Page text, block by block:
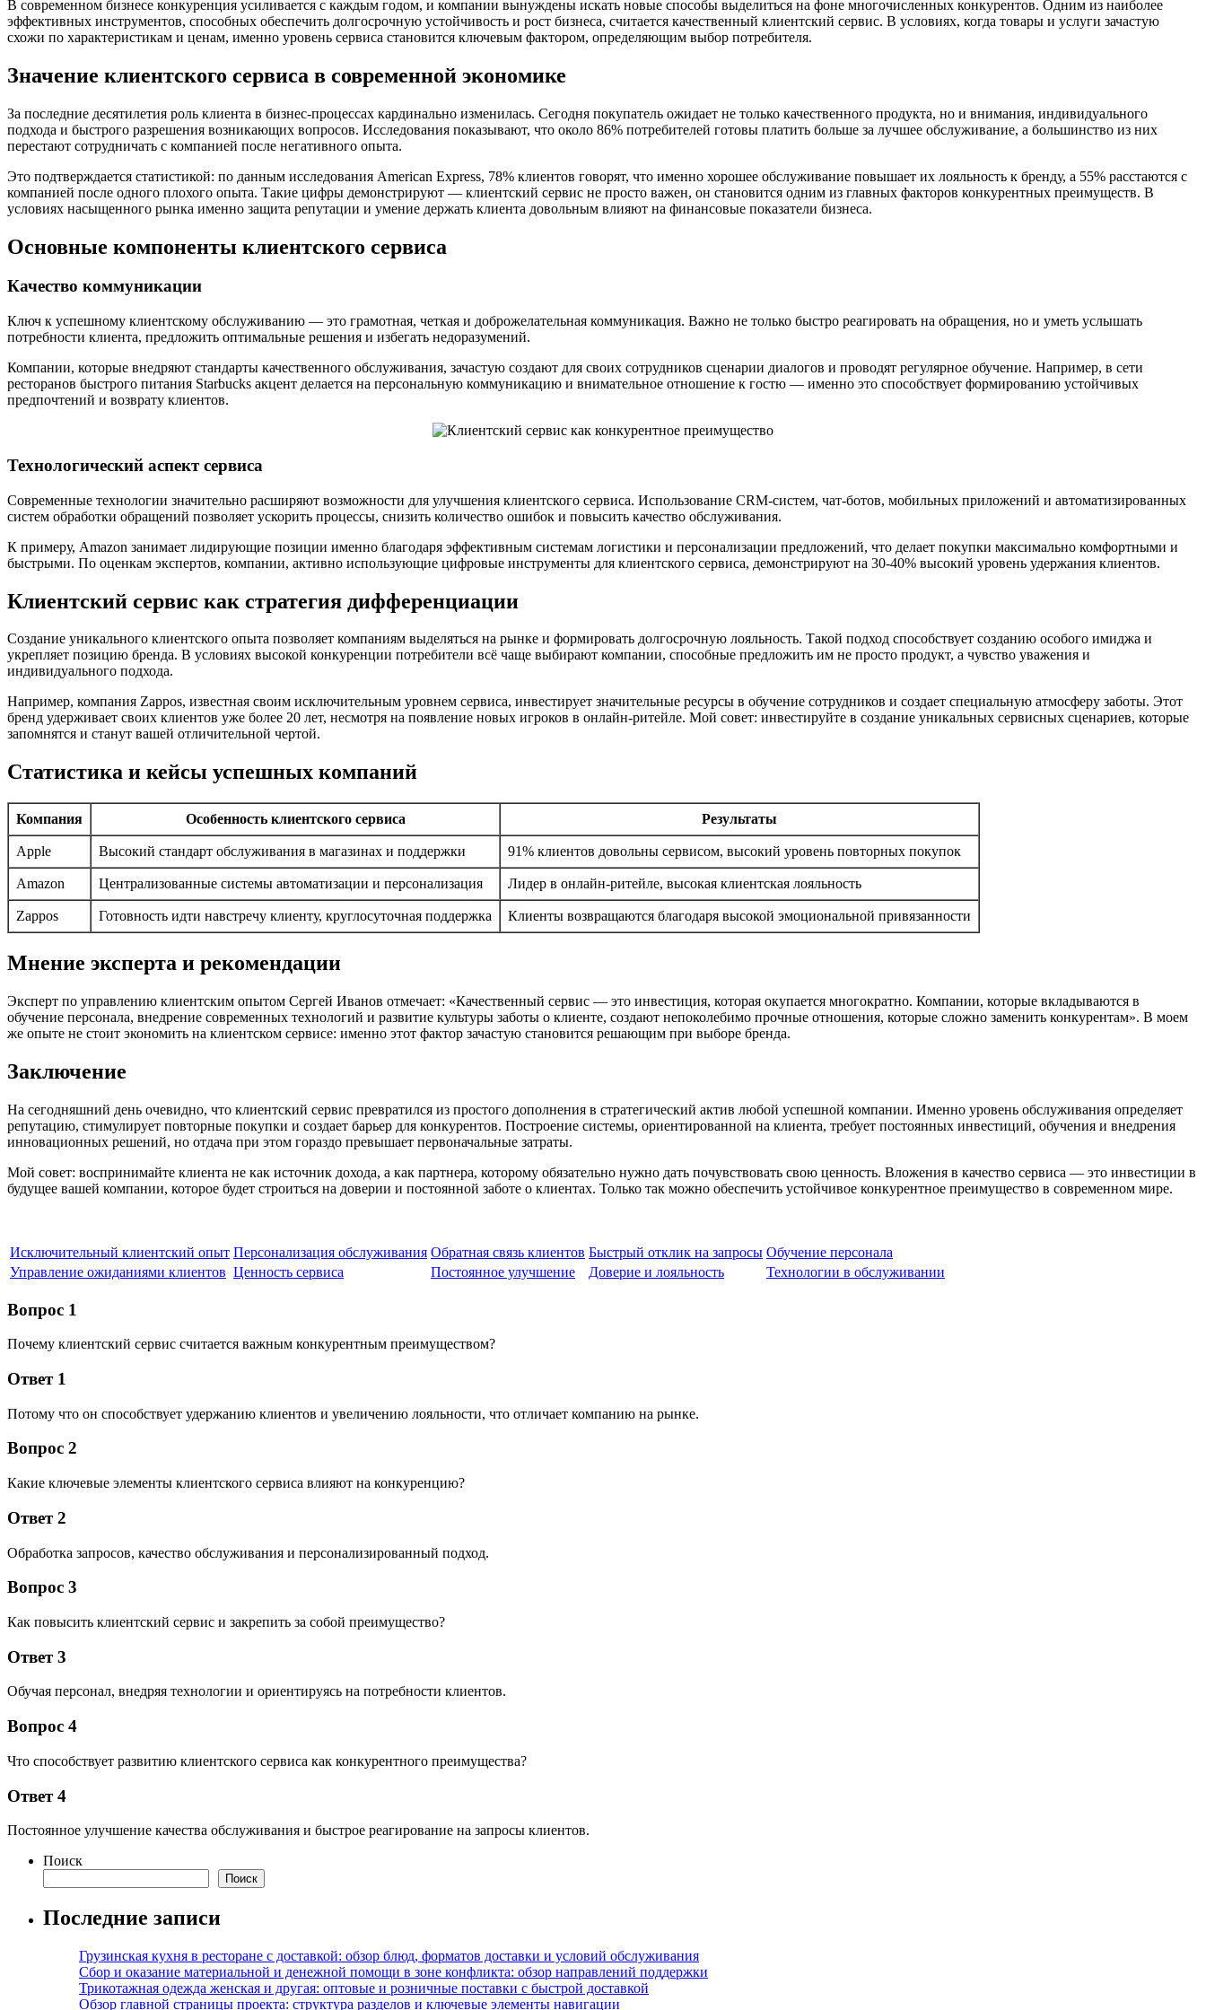
В современном бизнесе конкуренция усиливается с каждым годом, и компании вынуждены искать новые способы выделиться на фоне многочисленных конкурентов. Одним из наиболее
эффективных инструментов, способных обеспечить долгосрочную устойчивость и рост бизнеса, считается качественный клиентский сервис. В условиях, когда товары и услуги зачастую
схожи по характеристикам и ценам, именно уровень сервиса становится ключевым фактором, определяющим выбор потребителя.
Значение клиентского сервиса в современной экономике
За последние десятилетия роль клиента в бизнес-процессах кардинально изменилась. Сегодня покупатель ожидает не только качественного продукта, но и внимания, индивидуального
подхода и быстрого разрешения возникающих вопросов. Исследования показывают, что около 86% потребителей готовы платить больше за лучшее обслуживание, а большинство из них
перестают сотрудничать с компанией после негативного опыта.
Это подтверждается статистикой: по данным исследования American Express, 78% клиентов говорят, что именно хорошее обслуживание повышает их лояльность к бренду, а 55% расстаются с
компанией после одного плохого опыта. Такие цифры демонстрируют — клиентский сервис не просто важен, он становится одним из главных факторов конкурентных преимуществ. В
условиях насыщенного рынка именно защита репутации и умение держать клиента довольным влияют на финансовые показатели бизнеса.
Основные компоненты клиентского сервиса
Качество коммуникации
Ключ к успешному клиентскому обслуживанию — это грамотная, четкая и доброжелательная коммуникация. Важно не только быстро реагировать на обращения, но и уметь услышать
потребности клиента, предложить оптимальные решения и избегать недоразумений.
Компании, которые внедряют стандарты качественного обслуживания, зачастую создают для своих сотрудников сценарии диалогов и проводят регулярное обучение. Например, в сети
ресторанов быстрого питания Starbucks акцент делается на персональную коммуникацию и внимательное отношение к гостю — именно это способствует формированию устойчивых
предпочтений и возврату клиентов.
Технологический аспект сервиса
Современные технологии значительно расширяют возможности для улучшения клиентского сервиса. Использование CRM-систем, чат-ботов, мобильных приложений и автоматизированных
систем обработки обращений позволяет ускорить процессы, снизить количество ошибок и повысить качество обслуживания.
К примеру, Amazon занимает лидирующие позиции именно благодаря эффективным системам логистики и персонализации предложений, что делает покупки максимально комфортными и
быстрыми. По оценкам экспертов, компании, активно использующие цифровые инструменты для клиентского сервиса, демонстрируют на 30-40% высокий уровень удержания клиентов.
Клиентский сервис как стратегия дифференциации
Создание уникального клиентского опыта позволяет компаниям выделяться на рынке и формировать долгосрочную лояльность. Такой подход способствует созданию особого имиджа и
укрепляет позицию бренда. В условиях высокой конкуренции потребители всё чаще выбирают компании, способные предложить им не просто продукт, а чувство уважения и
индивидуального подхода.
Например, компания Zappos, известная своим исключительным уровнем сервиса, инвестирует значительные ресурсы в обучение сотрудников и создает специальную атмосферу заботы. Этот
бренд удерживает своих клиентов уже более 20 лет, несмотря на появление новых игроков в онлайн-ритейле. Мой совет: инвестируйте в создание уникальных сервисных сценариев, которые
запомнятся и станут вашей отличительной чертой.
Статистика и кейсы успешных компаний
Компания Особенность клиентского сервиса Результаты
Apple Высокий стандарт обслуживания в магазинах и поддержки 91% клиентов довольны сервисом, высокий уровень повторных покупок
Amazon Централизованные системы автоматизации и персонализация Лидер в онлайн-ритейле, высокая клиентская лояльность
Zappos Готовность идти навстречу клиенту, круглосуточная поддержка Клиенты возвращаются благодаря высокой эмоциональной привязанности
Мнение эксперта и рекомендации
Эксперт по управлению клиентским опытом Сергей Иванов отмечает: «Качественный сервис — это инвестиция, которая окупается многократно. Компании, которые вкладываются в
обучение персонала, внедрение современных технологий и развитие культуры заботы о клиенте, создают непоколебимо прочные отношения, которые сложно заменить конкурентам». В моем
же опыте не стоит экономить на клиентском сервисе: именно этот фактор зачастую становится решающим при выборе бренда.
Заключение
На сегодняшний день очевидно, что клиентский сервис превратился из простого дополнения в стратегический актив любой успешной компании. Именно уровень обслуживания определяет
репутацию, стимулирует повторные покупки и создает барьер для конкурентов. Построение системы, ориентированной на клиента, требует постоянных инвестиций, обучения и внедрения
инновационных решений, но отдача при этом гораздо превышает первоначальные затраты.
Мой совет: воспринимайте клиента не как источник дохода, а как партнера, которому обязательно нужно дать почувствовать свою ценность. Вложения в качество сервиса — это инвестиции в
будущее вашей компании, которое будет строиться на доверии и постоянной заботе о клиентах. Только так можно обеспечить устойчивое конкурентное преимущество в современном мире.
Исключительный клиентский опыт Персонализация обслуживания Обратная связь клиентов Быстрый отклик на запросы Обучение персонала
Управление ожиданиями клиентов Ценность сервиса Постоянное улучшение Доверие и лояльность Технологии в обслуживании
Вопрос 1
Почему клиентский сервис считается важным конкурентным преимуществом?
Ответ 1
Потому что он способствует удержанию клиентов и увеличению лояльности, что отличает компанию на рынке.
Вопрос 2
Какие ключевые элементы клиентского сервиса влияют на конкуренцию?
Ответ 2
Обработка запросов, качество обслуживания и персонализированный подход.
Вопрос 3
Как повысить клиентский сервис и закрепить за собой преимущество?
Ответ 3
Обучая персонал, внедряя технологии и ориентируясь на потребности клиентов.
Вопрос 4
Что способствует развитию клиентского сервиса как конкурентного преимущества?
Ответ 4
Постоянное улучшение качества обслуживания и быстрое реагирование на запросы клиентов.
Поиск
Поиск
Последние записи
Грузинская кухня в ресторане с доставкой: обзор блюд, форматов доставки и условий обслуживания
Сбор и оказание материальной и денежной помощи в зоне конфликта: обзор направлений поддержки
Трикотажная одежда женская и другая: оптовые и розничные поставки с быстрой доставкой
Обзор главной страницы проекта: структура разделов и ключевые элементы навигации